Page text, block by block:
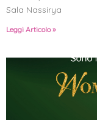
Sala Nassirya
Leggi Articolo »